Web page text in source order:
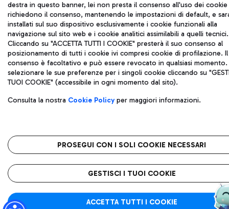
destra in questo banner, lei non presta il consenso all'uso dei
richiedono il consenso, mantenendo le impostazioni di default, e
installati sul suo dispositivo esclusivamente i cookie funzionali alla
navigazione sul sito web e i cookie analitici assimilabili a quelli tecnici.
Cliccando su "ACCETTA TUTTI I COOKIE" presterà il suo consenso al
posizionamento di tutti i cookie ivi compresi cookie di profilazione. Il
consenso è facoltativo e può essere revocato in qualsiasi
selezionare le sue preferenze per i singoli cookie cliccando su
TUOI COOKIE" (accessibile in ogni momento dal sito).
Consulta la nostra Cookie Policyper maggiori informazioni.
PROSEGUI CON I SOLI COOKIE NECESSARI
GESTISCI I TUOI COOKIE
ACCETTA TUTTI I COOKIE